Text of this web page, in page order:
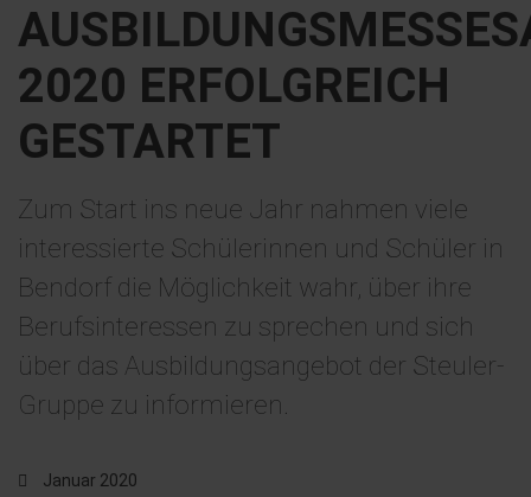
2020 ERFOLGREICH
GESTARTET
Zum Start ins neue Jahr nahmen viele
interessierte Schülerinnen und Schüler in
Bendorf die Möglichkeit wahr, über ihre
Berufsinteressen zu sprechen und sich
über das Ausbildungsangebot der Steuler-
Gruppe zu informieren.
Januar 2020